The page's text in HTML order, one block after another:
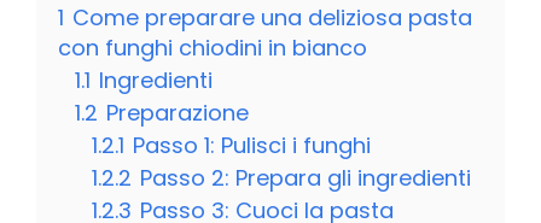
1 Come preparare una deliziosa pasta
con funghi chiodini in bianco
1.1 Ingredienti
1.2 Preparazione
1.2.1 Passo 1: Pulisci i funghi
1.2.2 Passo 2: Prepara gli ingredienti
1.2.3 Passo 3: Cuoci la pasta